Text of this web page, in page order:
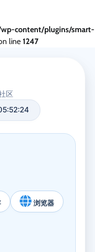
content/plugins/smart-
line 1247